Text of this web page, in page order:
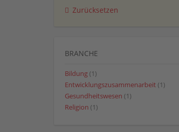
Zurücksetzen
BRANCHE
Bildung (1)
Entwicklungszusammenarbeit (1)
Gesundheitswesen (1)
Religion (1)